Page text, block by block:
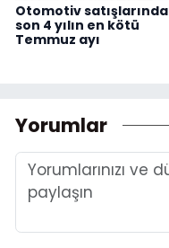
Otomotiv satışlarında
son 4 yılın en kötü
Temmuz ayı
Yorumlar